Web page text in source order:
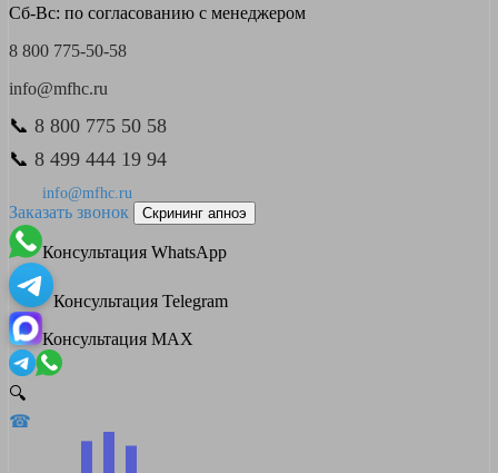
Сб-Вс: по согласованию с менеджером
8 800 775-50-58
info@mfhc.ru
📞 8 800 775 50 58
📞 8 499 444 19 94
info@mfhc.ru
Заказать звонок Скрининг апноэ
Консультация WhatsApp
Консультация Telegram
Консультация MAX
🔍
☎